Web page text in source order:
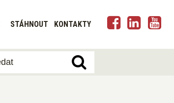
STÁHNOUT KONTAKTY